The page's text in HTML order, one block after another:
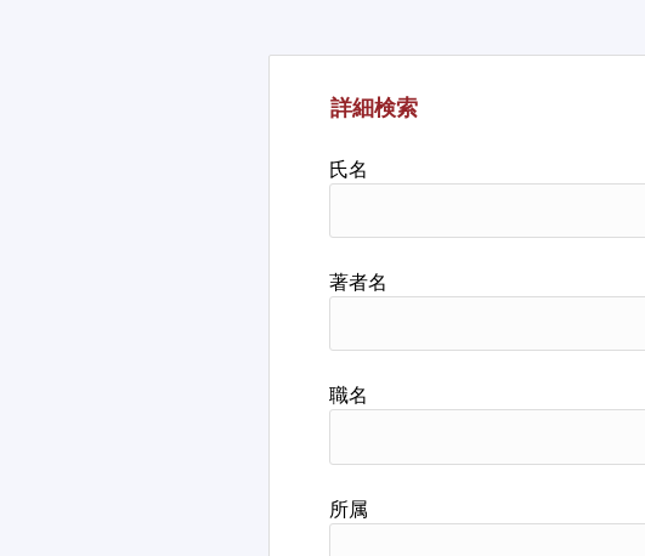
詳細検索
氏名
著者名
職名
所属